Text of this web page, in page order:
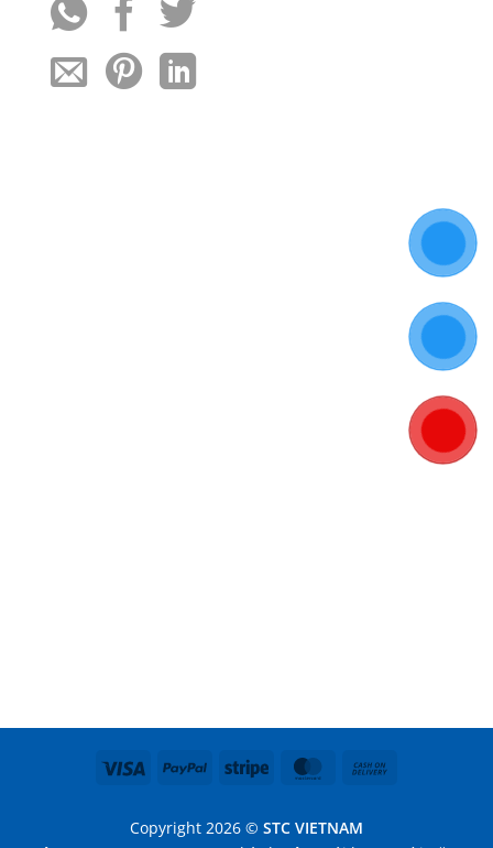
Visa PayPal Stripe MasterCard
Copyright 2026 © STC VIETNAM